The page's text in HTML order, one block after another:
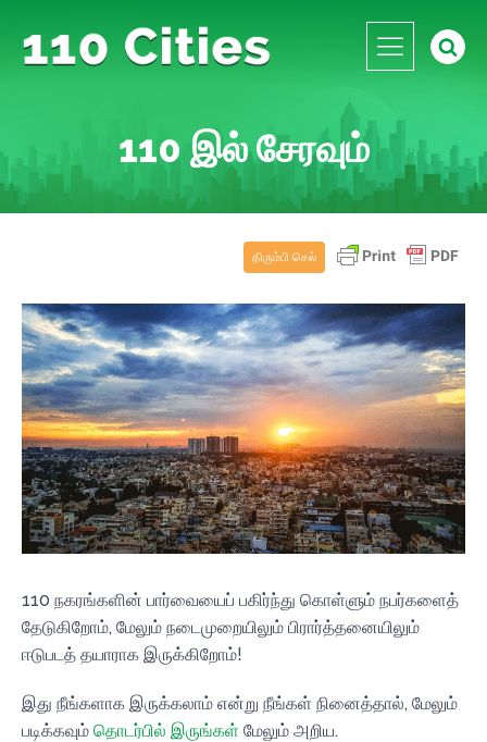
110 இல் சேரவும்
திரும்பி செல்
110 நகரங்களின் பார்வையைப் பகிர்ந்து கொள்ளும் நபர்களைத்
தேடுகிறோம், மேலும் நடைமுறையிலும் பிரார்த்தனையிலும்
ஈடுபடத் தயாராக இருக்கிறோம்!
இது நீங்களாக இருக்கலாம் என்று நீங்கள் நினைத்தால், மேலும்
படிக்கவும் தொடர்பில் இருங்கள் மேலும் அறிய.